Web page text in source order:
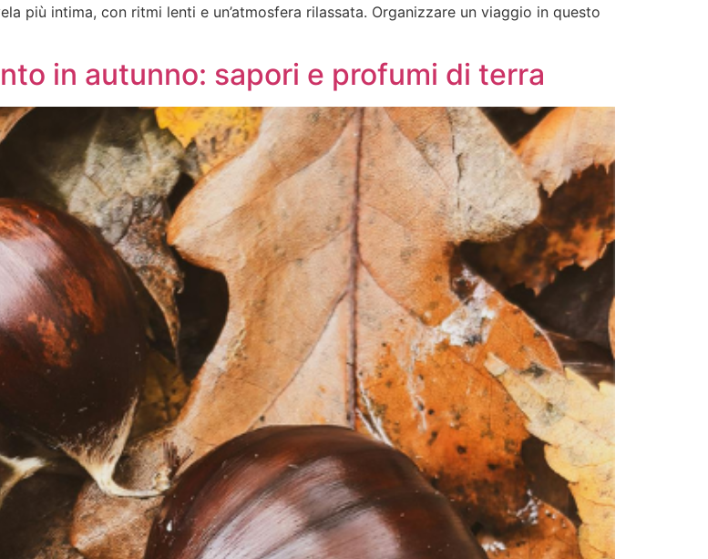
più intima, con ritmi lenti e un’atmosfera rilassata. Organizzare un viaggio in questo
in autunno: sapori e profumi di terra